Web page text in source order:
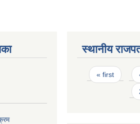
स्थानीय
Pages
« first